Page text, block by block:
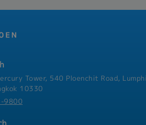
to-day IT administration
Coordinate with
providers.• Ensure IT
projects and digital
Shipping & Logistics
import/export and
processes.•
customs agents, and
Ensure compliance with
strengthen company
coordination and
Tower, 540 Ploenchit Road,
10330
9800